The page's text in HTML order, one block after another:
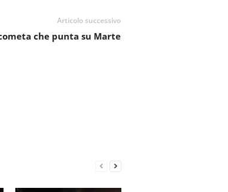
Articolo successivo
che punta su Marte